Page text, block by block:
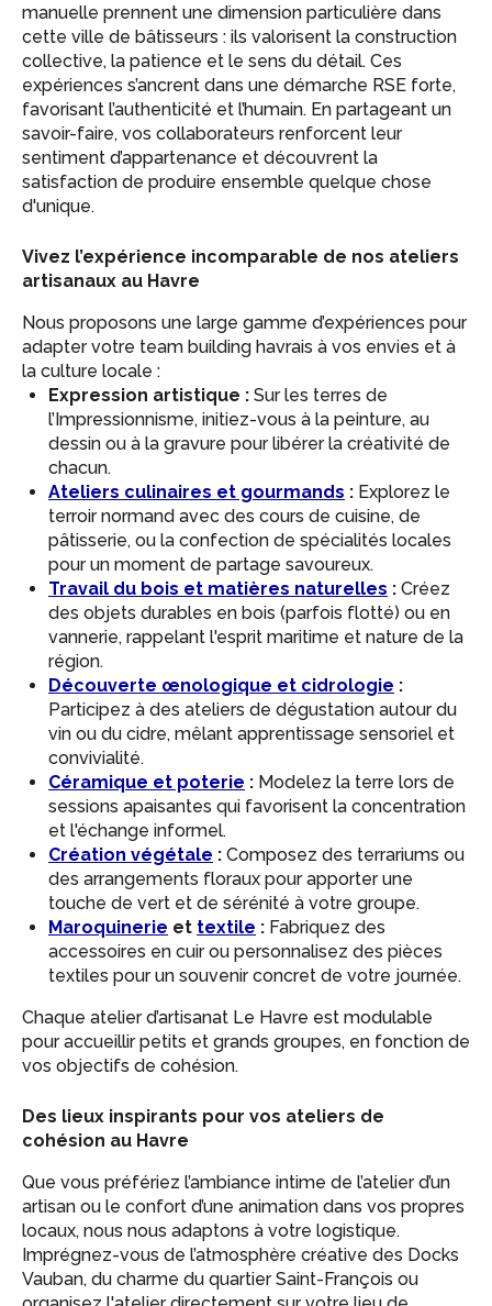
manuelle prennent une dimension particulière dans
cette ville de bâtisseurs : ils valorisent la construction
collective, la patience et le sens du détail. Ces
expériences s’ancrent dans une démarche RSE forte,
favorisant l’authenticité et l’humain. En partageant un
savoir-faire, vos collaborateurs renforcent leur
sentiment d’appartenance et découvrent la
satisfaction de produire ensemble quelque chose
d'unique.
Vivez l’expérience incomparable de nos ateliers
artisanaux au Havre
Nous proposons une large gamme d’expériences pour
adapter votre team building havrais à vos envies et à
la culture locale :
Expression artistique : Sur les terres de
l’Impressionnisme, initiez-vous à la peinture, au
dessin ou à la gravure pour libérer la créativité de
chacun.
Ateliers culinaires et gourmands : Explorez le
terroir normand avec des cours de cuisine, de
pâtisserie, ou la confection de spécialités locales
pour un moment de partage savoureux.
Travail du bois et matières naturelles : Créez
des objets durables en bois (parfois flotté) ou en
vannerie, rappelant l'esprit maritime et nature de la
région.
Découverte œnologique et cidrologie :
Participez à des ateliers de dégustation autour du
vin ou du cidre, mêlant apprentissage sensoriel et
convivialité.
Céramique et poterie : Modelez la terre lors de
sessions apaisantes qui favorisent la concentration
et l'échange informel.
Création végétale : Composez des terrariums ou
des arrangements floraux pour apporter une
touche de vert et de sérénité à votre groupe.
Maroquinerie et textile : Fabriquez des
accessoires en cuir ou personnalisez des pièces
textiles pour un souvenir concret de votre journée.
Chaque atelier d’artisanat Le Havre est modulable
pour accueillir petits et grands groupes, en fonction de
vos objectifs de cohésion.
Des lieux inspirants pour vos ateliers de
cohésion au Havre
Que vous préfériez l’ambiance intime de l’atelier d’un
artisan ou le confort d’une animation dans vos propres
locaux, nous nous adaptons à votre logistique.
Imprégnez-vous de l’atmosphère créative des Docks
Vauban, du charme du quartier Saint-François ou